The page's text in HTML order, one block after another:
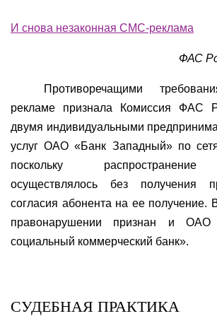
И снова незаконная СМС-реклама
ФАС
Противоречащими
рекламе признала Комиссия ФАС
двумя индивидуальными
услуг ОАО «Банк Западный» по
поскольку
осуществлялось без получения
согласия абонента на ее получение.
правонарушении признан и ОАО
социальный коммерческий банк».
СУДЕБНАЯ ПРАКТИКА